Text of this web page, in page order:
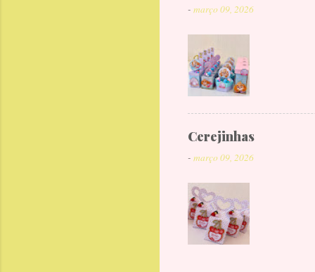
- março 09, 2026
Cerejinhas
- março 09, 2026